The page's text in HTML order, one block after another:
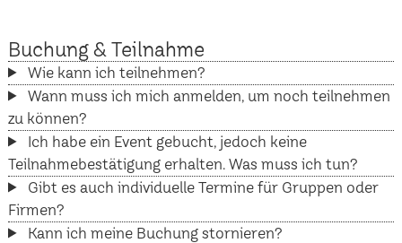
Buchung & Teilnahme
Wie kann ich teilnehmen?
Wann muss ich mich anmelden, um noch teilnehmen
zu können?
Ich habe ein Event gebucht, jedoch keine
Teilnahmebestätigung erhalten. Was muss ich tun?
Gibt es auch individuelle Termine für Gruppen oder
Firmen?
Kann ich meine Buchung stornieren?